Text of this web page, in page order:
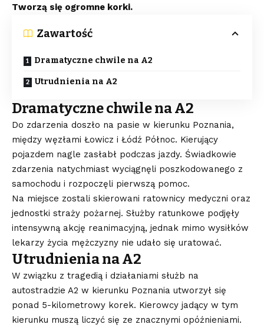
Tworzą się ogromne korki.
Zawartość
Dramatyczne chwile na A2
Utrudnienia na A2
Dramatyczne chwile na A2
Do zdarzenia doszło na pasie w kierunku Poznania,
między węzłami Łowicz i Łódź Północ. Kierujący
pojazdem nagle zasłabł podczas jazdy. Świadkowie
zdarzenia natychmiast wyciągnęli poszkodowanego z
samochodu i rozpoczęli pierwszą pomoc.
Na miejsce zostali skierowani ratownicy medyczni oraz
jednostki straży pożarnej. Służby ratunkowe podjęły
intensywną akcję reanimacyjną, jednak mimo wysiłków
lekarzy życia mężczyzny nie udało się uratować.
Utrudnienia na A2
W związku z tragedią i działaniami służb na
autostradzie A2 w kierunku Poznania utworzył się
ponad 5-kilometrowy korek. Kierowcy jadący w tym
kierunku muszą liczyć się ze znacznymi opóźnieniami.